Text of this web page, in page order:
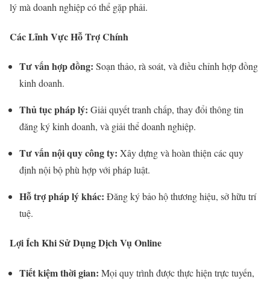
lý mà doanh nghiệp có thể gặp phải.
Các Lĩnh Vực Hỗ Trợ Chính
Tư vấn hợp đồng: Soạn thảo, rà soát, và điều chỉnh hợp đồng
kinh doanh.
Thủ tục pháp lý: Giải quyết tranh chấp, thay đổi thông tin
đăng ký kinh doanh, và giải thể doanh nghiệp.
Tư vấn nội quy công ty: Xây dựng và hoàn thiện các quy
định nội bộ phù hợp với pháp luật.
Hỗ trợ pháp lý khác: Đăng ký bảo hộ thương hiệu, sở hữu trí
tuệ.
Lợi Ích Khi Sử Dụng Dịch Vụ Online
Tiết kiệm thời gian: Mọi quy trình được thực hiện trực tuyến,